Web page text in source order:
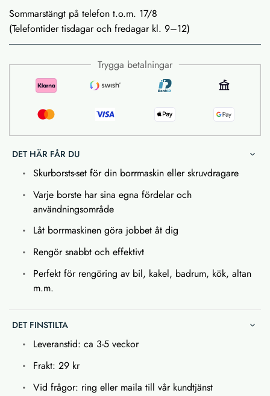
Sommarstängt på telefon t.o.m. 17/8
(Telefontider tisdagar och fredagar kl. 9–12)
Trygga betalningar
DET HÄR FÅR DU
Skurborsts-set för din borrmaskin eller skruvdragare
Varje borste har sina egna fördelar och
användningsområde
Låt borrmaskinen göra jobbet åt dig
Rengör snabbt och effektivt
Perfekt för rengöring av bil, kakel, badrum, kök, altan
m.m.
DET FINSTILTA
Leveranstid: ca 3-5 veckor
Frakt: 29 kr
Vid frågor: ring eller maila till vår kundtjänst